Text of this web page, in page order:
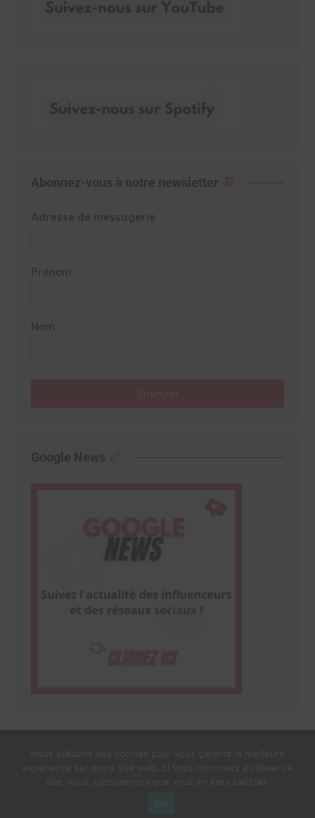
Abonnez-vous à notre newsletter
Adresse de messagerie
Prénom
Nom
Google News
À propos
OK